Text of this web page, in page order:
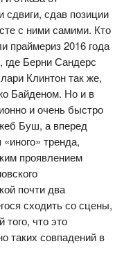
сдвиги, сдав позиции
с ними самими. Кто
праймериз 2016 года
где Берни Сандерс
Клинтон так же,
Байденом. Но и в
и очень быстро
Буш, а вперед
тренда,
проявлением
почти два
сходить со сцены,
что это
таких совпадений в